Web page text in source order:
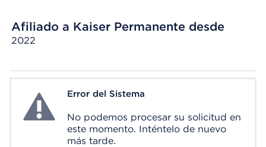
Afiliado a Kaiser Permanente desde
2022
System ErrorError del Sistema
No podemos procesar su solicitud en
este momento. Inténtelo de nuevo
más tarde.